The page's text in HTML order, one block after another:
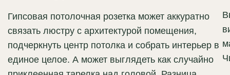
Гипсовая потолочная розетка может аккуратно
связать люстру с архитектурой помещения,
подчеркнуть центр потолка и собрать интерьер в
единое целое. А может выглядеть как случайно